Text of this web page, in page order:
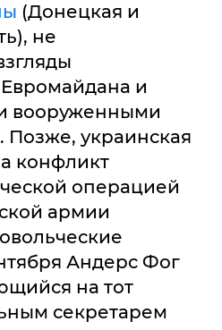
(Донецкая и
не
и
вооруженными
украинская
конфликт
операцией
армии
Андерс Фог
на тот
секретарем